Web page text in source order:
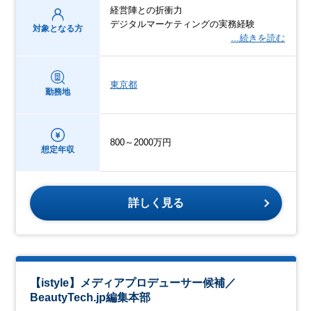
対象となる方
経営陣との折衝力
デジタルマーケティングの実務経験
…続きを読む
勤務地
東京都
想定年収
800～2000万円
詳しく見る
【istyle】メディアプロデューサー候補／
BeautyTech.jp編集本部